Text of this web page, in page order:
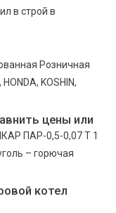
в строй в
Розничная
KOSHIN,
цены или
ПАР-0,5-0,07 Т 1
– горючая
котел